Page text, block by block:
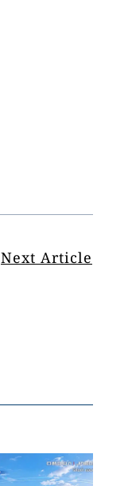
Next Article